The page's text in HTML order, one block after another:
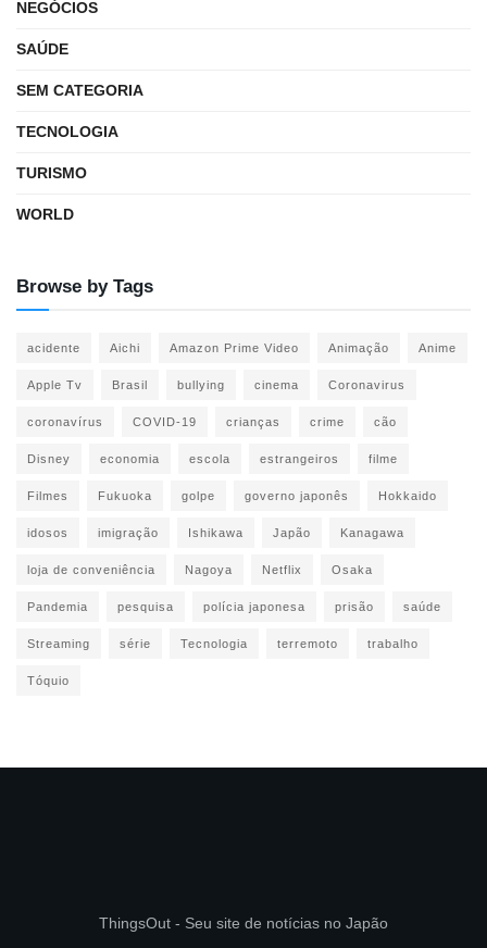
NEGÓCIOS
SAÚDE
SEM CATEGORIA
TECNOLOGIA
TURISMO
WORLD
Browse by Tags
acidente Aichi Amazon Prime Video Animação Anime
Apple Tv Brasil bullying cinema Coronavirus
coronavírus COVID-19 crianças crime cão
Disney economia escola estrangeiros filme
Filmes Fukuoka golpe governo japonês Hokkaido
idosos imigração Ishikawa Japão Kanagawa
loja de conveniência Nagoya Netflix Osaka
Pandemia pesquisa polícia japonesa prisão saúde
Streaming série Tecnologia terremoto trabalho
Tóquio
ThingsOut - Seu site de notícias no Japão